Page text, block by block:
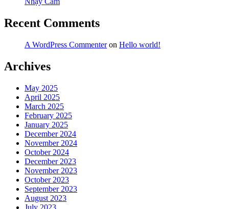
Recent Comments
A WordPress Commenteron Hello world!
Archives
May 2025
April 2025
March 2025
February 2025
January 2025
December 2024
November 2024
October 2024
December 2023
November 2023
October 2023
September 2023
August 2023
July 2023